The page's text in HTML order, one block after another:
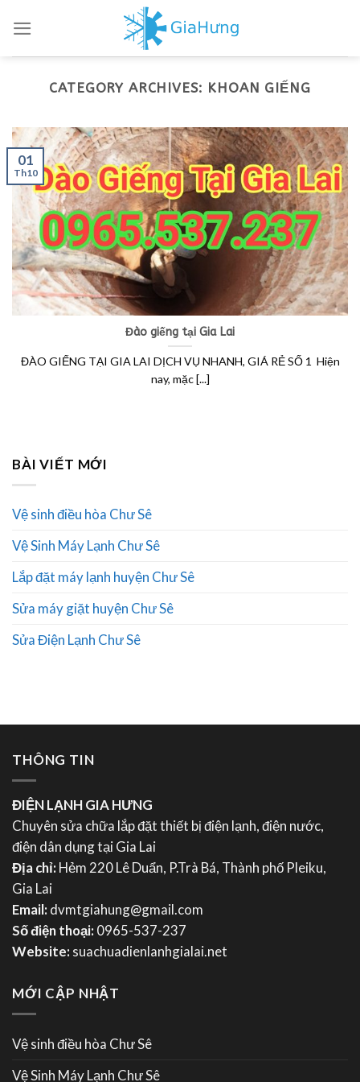
CATEGORY ARCHIVES: KHOAN GIẾNG
Đào giếng tại Gia Lai
ĐÀO GIẾNG TẠI GIA LAI DỊCH VỤ NHANH, GIÁ RẺ SỐ 1 Hiện
nay, mặc [...]
01
Th10
BÀI VIẾT MỚI
Vệ sinh điều hòa Chư Sê
Vệ Sinh Máy Lạnh Chư Sê
Lắp đặt máy lạnh huyện Chư Sê
Sửa máy giặt huyện Chư Sê
Sửa Điện Lạnh Chư Sê
THÔNG TIN
ĐIỆN LẠNH GIA HƯNG
Chuyên sửa chữa lắp đặt thiết bị điện lạnh, điện nước,
điện dân dụng tại Gia Lai
Địa chỉ: Hẻm 220 Lê Duẩn, P.Trà Bá, Thành phố Pleiku,
Gia Lai
Email: dvmtgiahung@gmail.com
Số điện thoại: 0965-537-237
Website: suachuadienlanhgialai.net
MỚI CẬP NHẬT
Vệ sinh điều hòa Chư Sê
Vệ Sinh Máy Lạnh Chư Sê